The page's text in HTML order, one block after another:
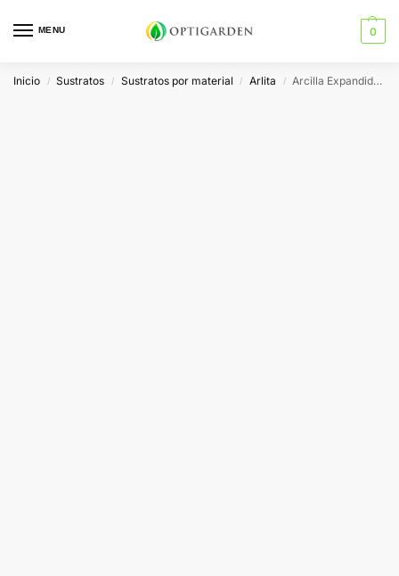
MENU 0
Inicio / Sustratos / Sustratos por material / Arlita / Arcilla Expandida (Arlita) 3L